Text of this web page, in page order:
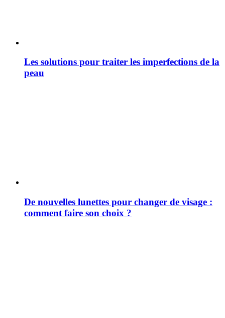
Les solutions pour traiter les imperfections de la
peau
De nouvelles lunettes pour changer de visage :
comment faire son choix ?